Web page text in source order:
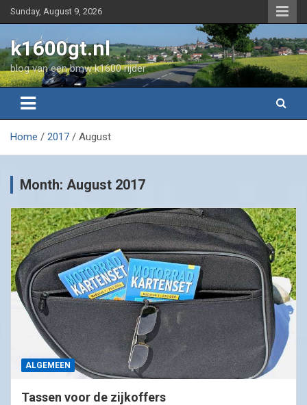
Skip
to
Sunday, August 9, 2026
k1600gt.nl
blog van een bmw k1600 rijder
Home 2017 August
Month: August 2017
ALGEMEEN
Tassen voor de zijkoffers